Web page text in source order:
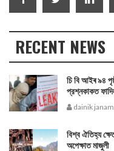
RECENT NEWS
চি বি আইৰ ৯৪
প্রশ্নকাকত
dainik
বিশ্ব ঐতিহ্য
অপেক্ষাত মাজুলী